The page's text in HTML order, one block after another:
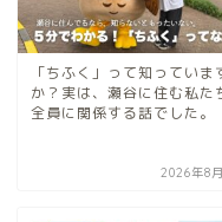
「ちふく」って知っていま
か？実は、瀬谷に住む私た
全員に関係する話でした。
2026年8